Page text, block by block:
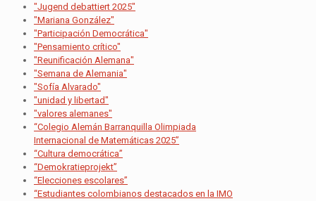
"Jugend debattiert 2025"
"Mariana González"
"Participación Democrática"
"Pensamiento crítico"
"Reunificación Alemana"
"Semana de Alemania"
"Sofía Alvarado"
"unidad y libertad"
"valores alemanes"
“Colegio Alemán Barranquilla Olimpiada
Internacional de Matemáticas 2025”
“Cultura democrática”
“Demokratieprojekt”
“Elecciones escolares”
“Estudiantes colombianos destacados en la IMO